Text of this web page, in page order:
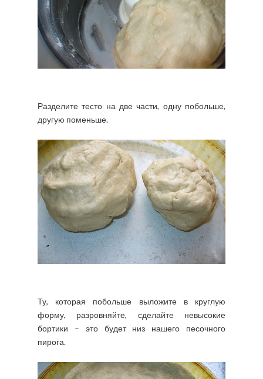
Разделите тесто на две части, одну побольше,
другую поменьше.
Ту, которая побольше выложите в круглую
форму, разровняйте, сделайте невысокие
бортики – это будет низ нашего песочного
пирога.